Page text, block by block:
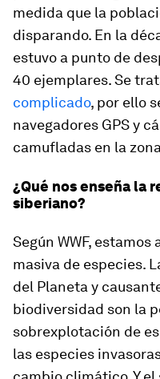
medida que la
disparando. En la
estuvo a punto de
40 ejemplares. Se
complicado, por ello
navegadores GPS y
camufladas en la
¿Qué nos enseña la
siberiano?
Según WWF, estamos
masiva de especies.
del Planeta y
biodiversidad son la
sobrexplotación de
las especies